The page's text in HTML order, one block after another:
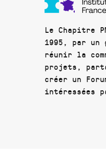
Le Chapitre
1995, par un
réunir la
projets,
créer un
intéressées